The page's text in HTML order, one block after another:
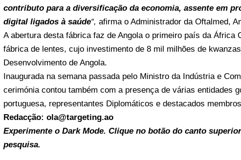
contributo para a diversificação da economia, assente em
digital ligados à saúde“, afirma o Administrador da Oftalmed,
A abertura desta fábrica faz de Angola o primeiro país da África
fábrica de lentes, cujo investimento de 8 mil milhões de
Desenvolvimento de Angola.
Inaugurada na semana passada pelo Ministro da Indústria e
cerimónia contou também com a presença de várias entidades
portuguesa, representantes Diplomáticos e destacados
Redacção: ola@targeting.ao
Experimente o Dark Mode. Clique no botão do canto
pesquisa.